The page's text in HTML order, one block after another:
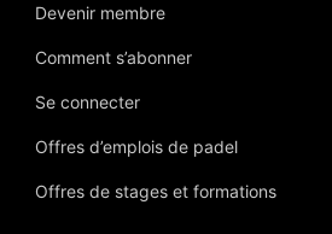
Devenir membre
Comment s’abonner
Se connecter
Offres d’emplois de padel
Offres de stages et formations